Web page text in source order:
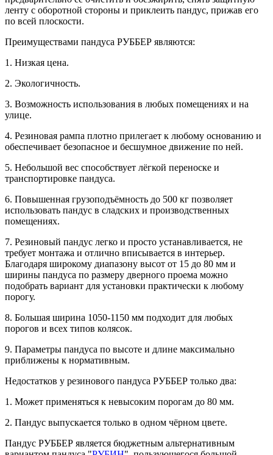
ленту с оборотной стороны и приклеить пандус, прижав его
по всей плоскости.
Преимуществами пандуса РУББЕР являются:
1. Низкая цена.
2. Экологичность.
3. Возможность использования в любых помещениях и на
улице.
4. Резиновая рампа плотно прилегает к любому основанию и
обеспечивает безопасное и бесшумное движение по ней.
5. Небольшой вес способствует лёгкой переноске и
транспортировке пандуса.
6. Повышенная грузоподъёмность до 500 кг позволяет
использовать пандус в сладских и производственных
помещениях.
7. Резиновый пандус легко и просто устанавливается, не
требует монтажа и отлично вписывается в интерьер.
Благодаря широкому диапазону высот от 15 до 80 мм и
ширины пандуса по размеру дверного проема можно
подобрать вариант для установки практически к любому
порогу.
8. Большая ширина 1050-1150 мм подходит для любых
порогов и всех типов колясок.
9. Параметры пандуса по высоте и длине максимально
приближены к нормативным.
Недостатков у резинового пандуса РУББЕР только два:
1. Может применяться к невысоким порогам до 80 мм.
2. Пандус выпускается только в одном чёрном цвете.
Пандус РУББЕР является бюджетным альтернативным